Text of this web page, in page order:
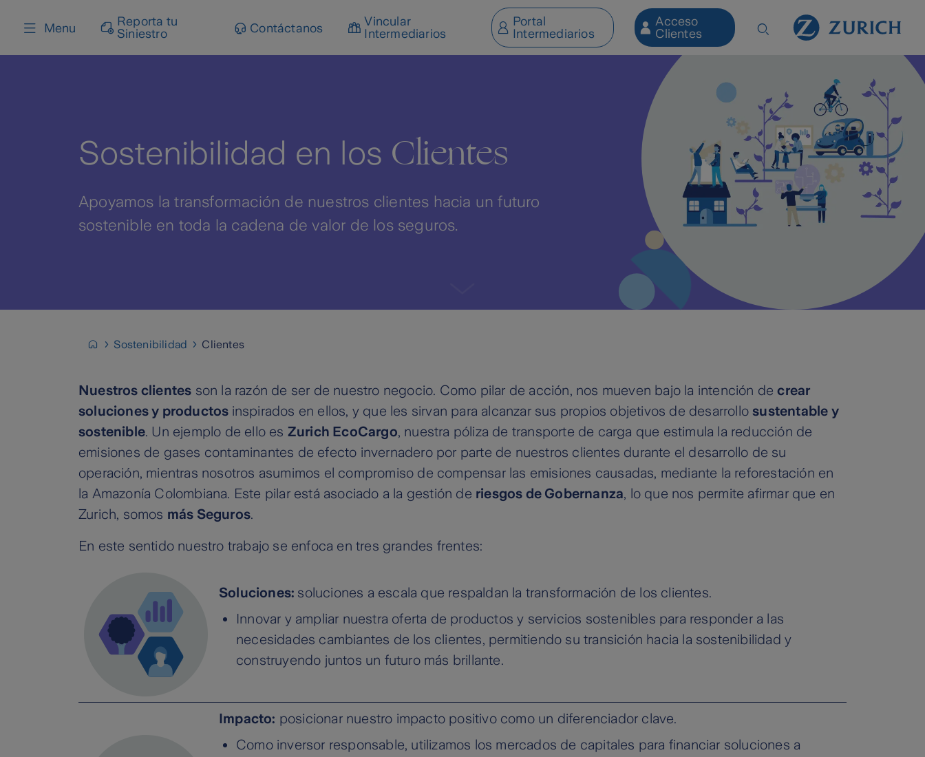
Menu
Reporta tu
Siniestro
Contáctanos
Vincular
Intermediarios
Portal
Intermediarios
Acceso
Clientes
Sostenibilidad en los Clientes
Apoyamos la transformación de nuestros clientes hacia un futuro
sostenible en toda la cadena de valor de los seguros.
Sostenibilidad Clientes
Nuestros clientes son la razón de ser de nuestro negocio. Como pilar de acción, nos mueven bajo la intención decrear
soluciones y productos inspirados en ellos, y que les sirvan para alcanzar sus propios objetivos de desarrollosustentable y
sostenible. Un ejemplo de ello es Zurich EcoCargo, nuestra póliza de transporte de carga que estimula la reducción de
emisiones de gases contaminantes de efecto invernadero por parte de nuestros clientes durante el desarrollo de su
operación, mientras nosotros asumimos el compromiso de compensar las emisiones causadas, mediante la reforestación en
la Amazonía Colombiana. Este pilar está asociado a la gestión de riesgos de Gobernanza, lo que nos permite afirmar que en
Zurich, somos más Seguros.
En este sentido nuestro trabajo se enfoca en tres grandes frentes:
Soluciones: soluciones a escala que respaldan la transformación de los clientes.
Innovar y ampliar nuestra oferta de productos y servicios sostenibles para responder a las
necesidades cambiantes de los clientes, permitiendo su transición hacia la sostenibilidad y
construyendo juntos un futuro más brillante.
Impacto: posicionar nuestro impacto positivo como un diferenciador clave.
Como inversor responsable, utilizamos los mercados de capitales para financiar soluciones a